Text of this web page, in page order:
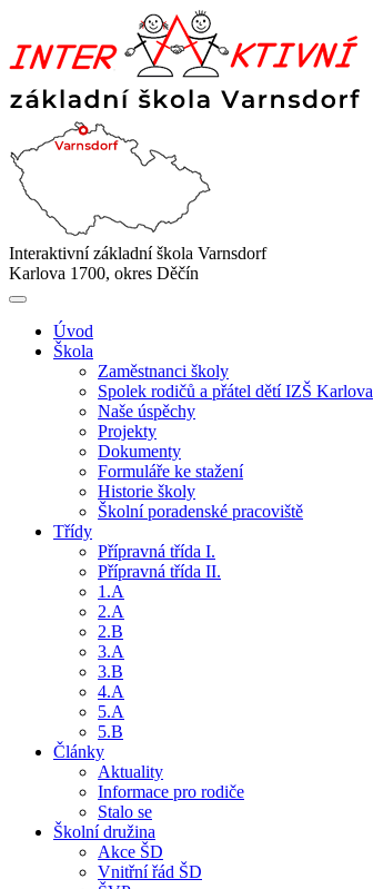
Interaktivní základní škola Varnsdorf
Karlova 1700, okres Děčín
Úvod
Škola
Zaměstnanci školy
Spolek rodičů a přátel dětí IZŠ Karlova
Naše úspěchy
Projekty
Dokumenty
Formuláře ke stažení
Historie školy
Školní poradenské pracoviště
Třídy
Přípravná třída I.
Přípravná třída II.
1.A
2.A
2.B
3.A
3.B
4.A
5.A
5.B
Články
Aktuality
Informace pro rodiče
Stalo se
Školní družina
Akce ŠD
Vnitřní řád ŠD